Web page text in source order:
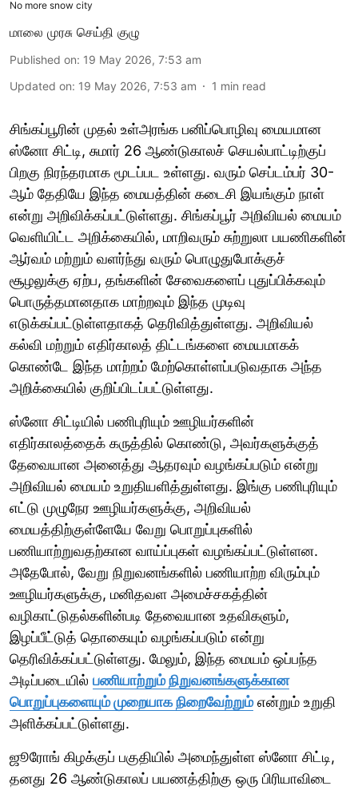
No more snow city
மாலை முரசு செய்தி குழு
Published on: 19 May 2026, 7:53 am
Updated on: 19 May 2026, 7:53 am 1 min read
சிங்கப்பூரின் முதல் உள்அரங்க பனிப்பொழிவு மையமான
ஸ்னோ சிட்டி, சுமார் 26 ஆண்டுகாலச் செயல்பாட்டிற்குப்
பிறகு நிரந்தரமாக மூடப்பட உள்ளது. வரும் செப்டம்பர் 30-
ஆம் தேதியே இந்த மையத்தின் கடைசி இயங்கும் நாள்
என்று அறிவிக்கப்பட்டுள்ளது. சிங்கப்பூர் அறிவியல் மையம்
வெளியிட்ட அறிக்கையில், மாறிவரும் சுற்றுலா பயணிகளின்
ஆர்வம் மற்றும் வளர்ந்து வரும் பொழுதுபோக்குச்
சூழலுக்கு ஏற்ப, தங்களின் சேவைகளைப் புதுப்பிக்கவும்
பொருத்தமானதாக மாற்றவும் இந்த முடிவு
எடுக்கப்பட்டுள்ளதாகத் தெரிவித்துள்ளது. அறிவியல்
கல்வி மற்றும் எதிர்காலத் திட்டங்களை மையமாகக்
கொண்டே இந்த மாற்றம் மேற்கொள்ளப்படுவதாக அந்த
அறிக்கையில் குறிப்பிடப்பட்டுள்ளது.
ஸ்னோ சிட்டியில் பணிபுரியும் ஊழியர்களின்
எதிர்காலத்தைக் கருத்தில் கொண்டு, அவர்களுக்குத்
தேவையான அனைத்து ஆதரவும் வழங்கப்படும் என்று
அறிவியல் மையம் உறுதியளித்துள்ளது. இங்கு பணிபுரியும்
எட்டு முழுநேர ஊழியர்களுக்கு, அறிவியல்
மையத்திற்குள்ளேயே வேறு பொறுப்புகளில்
பணியாற்றுவதற்கான வாய்ப்புகள் வழங்கப்பட்டுள்ளன.
அதேபோல், வேறு நிறுவனங்களில் பணியாற்ற விரும்பும்
ஊழியர்களுக்கு, மனிதவள அமைச்சகத்தின்
வழிகாட்டுதல்களின்படி தேவையான உதவிகளும்,
இழப்பீட்டுத் தொகையும் வழங்கப்படும் என்று
தெரிவிக்கப்பட்டுள்ளது. மேலும், இந்த மையம் ஒப்பந்த
அடிப்படையில் பணியாற்றும் நிறுவனங்களுக்கான
பொறுப்புகளையும் முறையாக நிறைவேற்றும்என்றும் உறுதி
அளிக்கப்பட்டுள்ளது.
ஜூரோங் கிழக்குப் பகுதியில் அமைந்துள்ள ஸ்னோ சிட்டி,
தனது 26 ஆண்டுகாலப் பயணத்திற்கு ஒரு பிரியாவிடை